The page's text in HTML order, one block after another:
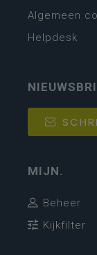
Algemeen
Helpdesk
MIJN.
Beheer
Kijkfilter